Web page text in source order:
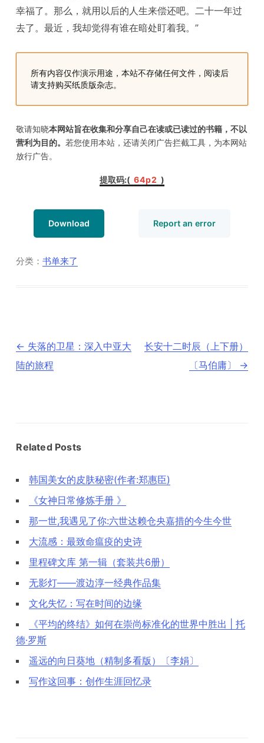
幸福了。那么，就用以后的人生来偿还吧。二十一年过
去了。最近，我却觉得有谁在暗处盯着我。”
所有内容仅作演示用途，本站不存储任何文件，阅读后
请支持购买纸质版杂志。
敬请知晓本网站旨在收集和分享自己在读或已读过的书籍，不以
营利为目的。若您使用本站，还请关闭广告拦截工具，为本网站
放行广告。
提取码:( 64p2 )
Download Report an error
分类：书单来了
文
章
导
← 失落的卫星：深入中亚大
陆的旅程
长安十二时辰（上下册）
〔马伯庸〕
→
Related Posts
韩国美女的皮肤秘密(作者:郑惠臣)
《女神日常修炼手册 》
那一世,我遇见了你:六世达赖仓央嘉措的今生今世
大流感：最致命瘟疫的史诗
里程碑文库 第一辑（套装共6册）
无影灯——渡边淳一经典作品集
文化失忆：写在时间的边缘
《平均的终结》如何在崇尚标准化的世界中胜出 | 托
德·罗斯
遥远的向日葵地（精制多看版）〔李娟〕
写作这回事：创作生涯回忆录